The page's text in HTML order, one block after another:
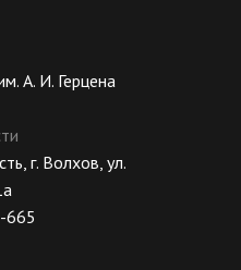
А. И. Герцена
г. Волхов, ул.
665